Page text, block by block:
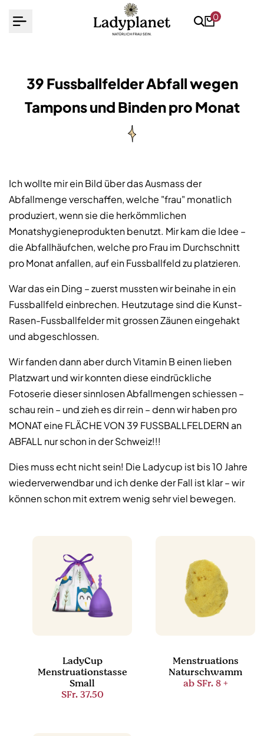
Inhalt
0
39 Fussballfelder Abfall wegen
Tampons und Binden pro Monat
Ich wollte mir ein Bild über das Ausmass der
Abfallmenge verschaffen, welche "frau" monatlich
produziert, wenn sie die herkömmlichen
Monatshygieneprodukten benutzt. Mir kam die Idee –
die Abfallhäufchen, welche pro Frau im Durchschnitt
pro Monat anfallen, auf ein Fussballfeld zu platzieren.
War das ein Ding – zuerst mussten wir beinahe in ein
Fussballfeld einbrechen. Heutzutage sind die Kunst-
Rasen-Fussballfelder mit grossen Zäunen eingehakt
und abgeschlossen.
Wir fanden dann aber durch Vitamin B einen lieben
Platzwart und wir konnten diese eindrückliche
Fotoserie dieser sinnlosen Abfallmengen schiessen –
schau rein – und zieh es dir rein – denn wir haben pro
MONAT eine FLÄCHE VON 39 FUSSBALLFELDERN an
ABFALL nur schon in der Schweiz!!!
Dies muss echt nicht sein! Die Ladycup ist bis 10 Jahre
wiederverwendbar und ich denke der Fall ist klar – wir
können schon mit extrem wenig sehr viel bewegen.
LadyCup
Menstruationstasse
Small
SFr. 37.50
Menstruations
Naturschwamm
abSFr. 8+